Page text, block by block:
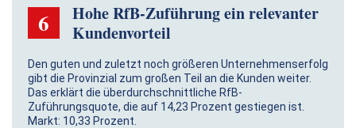
6
Hohe RfB-Zuführung ein relevanter
Kundenvorteil
Den guten und zuletzt noch größeren Unter­nehmens­erfolg
gibt die Provinzial zum großen Teil an die Kunden weiter.
Das erklärt die überdurch­schnittliche RfB-
Zuführungsquote, die auf 14,23 Prozent gestiegen ist.
Markt: 10,33 Prozent.